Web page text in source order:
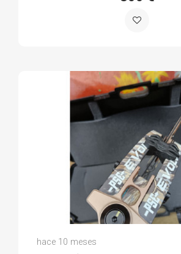
José A.
hace 10 meses